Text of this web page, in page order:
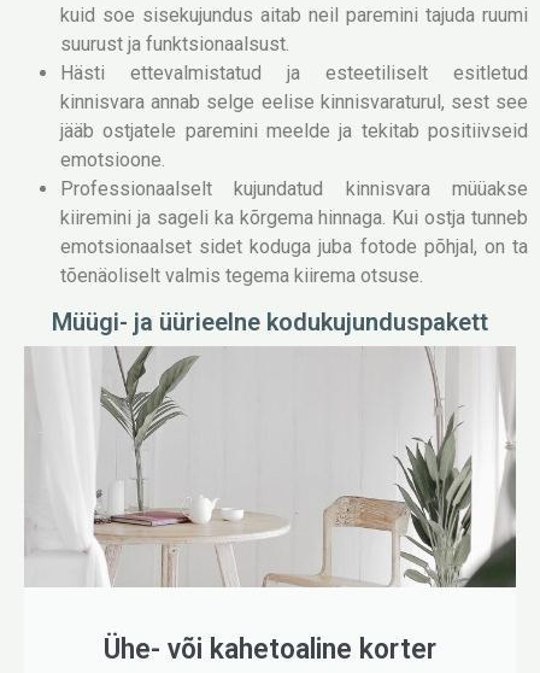
kuid soe sisekujundus aitab neil paremini tajuda ruumi
suurust ja funktsionaalsust.
Hästi ettevalmistatud ja esteetiliselt esitletud
kinnisvara annab selge eelise kinnisvaraturul, sest see
jääb ostjatele paremini meelde ja tekitab positiivseid
emotsioone.
Professionaalselt kujundatud kinnisvara müüakse
kiiremini ja sageli ka kõrgema hinnaga. Kui ostja tunneb
emotsionaalset sidet koduga juba fotode põhjal, on ta
tõenäoliselt valmis tegema kiirema otsuse.
Müügi- ja üürieelne kodukujunduspakett
Ühe- või kahetoaline korter